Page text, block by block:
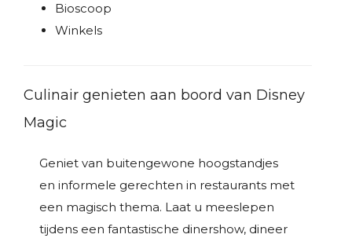
Bioscoop
Winkels
Culinair genieten aan boord van Disney
Magic
Geniet van buitengewone hoogstandjes
en informele gerechten in restaurants met
een magisch thema. Laat u meeslepen
tijdens een fantastische dinershow, dineer